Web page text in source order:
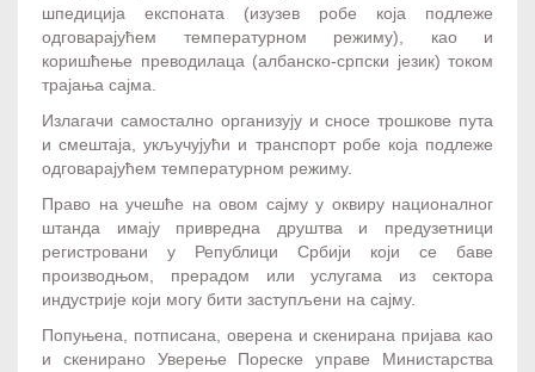
шпедиција експоната (изузев робе која подлеже
одговарајућем температурном режиму), као и
коришћење преводилаца (албанско-српски језик) током
трајања сајма.
Излагачи самостално организују и сносе трошкове пута
и смештаја, укључујући и транспорт робе која подлеже
одговарајућем температурном режиму.
Право на учешће на овом сајму у оквиру националног
штанда имају привредна друштва и предузетници
регистровани у Републици Србији који се баве
производњом, прерадом или услугама из сектора
индустрије који могу бити заступљени на сајму.
Попуњена, потписана, оверена и скенирана пријава као
и скенирано Уверење Пореске управе Министарства